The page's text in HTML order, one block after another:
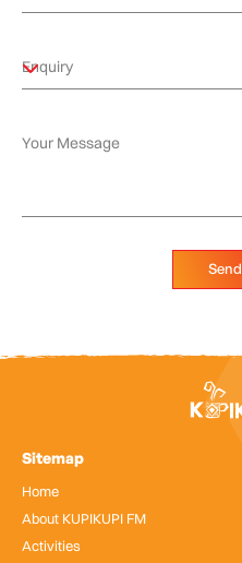
Send
Sitemap
Home
About KUPIKUPI FM
Activities